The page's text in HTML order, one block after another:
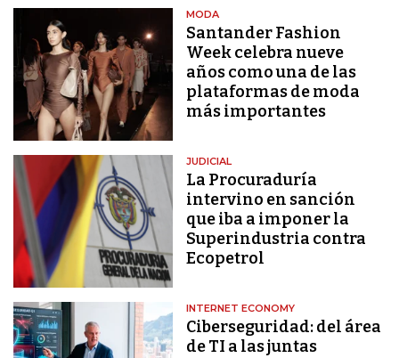
MODA
Santander Fashion
Week celebra nueve
años como una de las
plataformas de moda
más importantes
JUDICIAL
La Procuraduría
intervino en sanción
que iba a imponer la
Superindustria contra
Ecopetrol
INTERNET ECONOMY
Ciberseguridad: del área
de TI a las juntas